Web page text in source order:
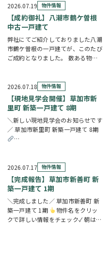
め、お好きな建築会社を自由にお選
びいただけます。43.51坪の広々と
した敷地を…
2026.07.19 物件情報
【成約御礼】八潮市鶴ケ曽根
中古一戸建て
弊社にてご紹介しておりました八潮
市鶴ケ曽根の一戸建てが、このたび
ご成約となりました。 数ある物件
同とても嬉しく思っております。
販売期間中はたくさんのお問い合わ
せやご内覧をいた…
2026.07.18 物件情報
【現地見学会開催】草加市新
里町 新築一戸建て 8期
＼新しい現地見学会のお知らせです
／ 草加市新里町 新築一戸建て 8期
2026.07.17 物件情報
【完成報告】草加市新善町 新
築一戸建て 1期
＼完成しました／ 草加市新善町 新
築一戸建て 1期
物件名をクリッ
クで詳しい情報をチェック✓ 朝は南